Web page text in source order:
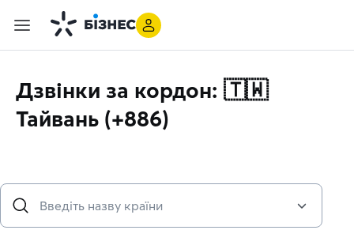
Дзвінки за кордон: 🇹🇼
Тайвань (+886)